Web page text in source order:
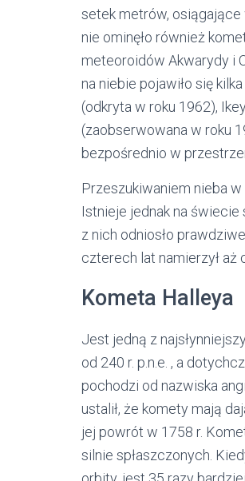
setek metrów,
nie ominęło również
meteoroidów Akwarydy i
na niebie pojawiło się
(odkryta w roku 1962),
(zaobserwowana w roku
bezpośrednio w
Przeszukiwaniem nieba
Istnieje jednak na
z nich odniosło
czterech lat namierzył aż
Kometa Halleya
Jest jedną z
od 240 r. p.n.e. , a
pochodzi od nazwiska
ustalił, że komety mają
jej powrót w 1758 r.
silnie spłaszczonych.